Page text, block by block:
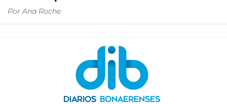
Por Ana Roche